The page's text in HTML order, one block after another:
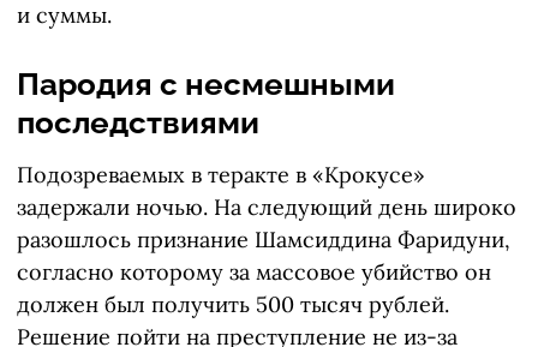
и суммы.
Пародия с несмешными
последствиями
Подозреваемых в теракте в «Крокусе»
задержали ночью. На следующий день широко
разошлось признание Шамсиддина Фаридуни,
согласно которому за массовое убийство он
должен был получить 500 тысяч рублей.
Решение пойти на преступление не из-за